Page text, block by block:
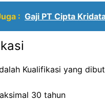
: Gaji PT Cipta
Kualifikasi yang
30 tahun